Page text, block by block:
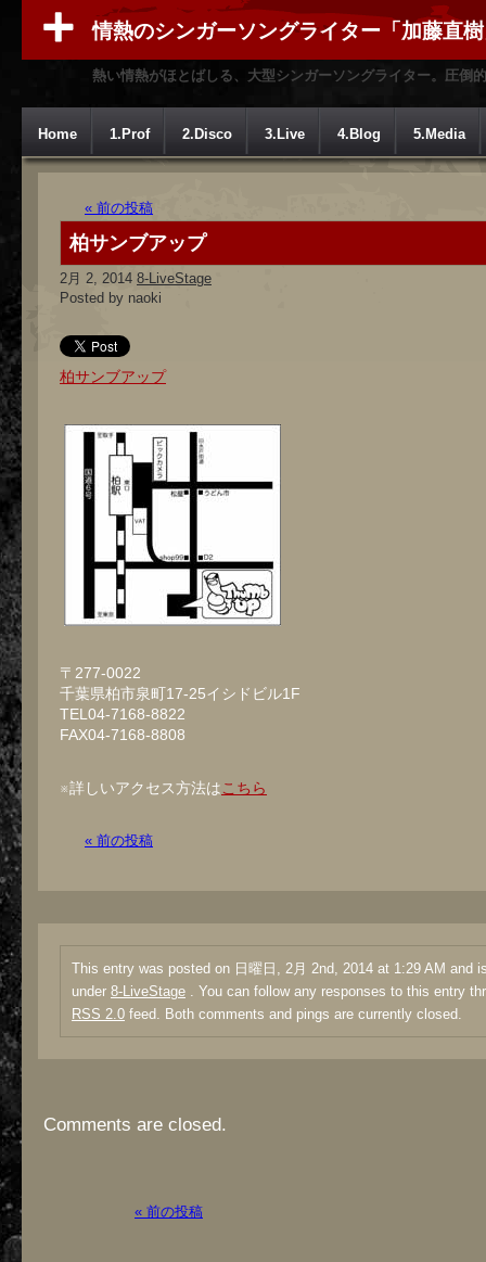
情熱のシンガーソングライター「加藤直
熱い情熱がほとばしる、大型シンガーソングライター。圧倒
Home 1.Prof 2.Disco 3.Live 4.Blog 5.Media
« 前の投稿
柏サンブアップ
2月 2, 2014 8-LiveStage
Posted by naoki
柏サンブアップ
〒277-0022
千葉県柏市泉町17-25イシドビル1F
TEL04-7168-8822
FAX04-7168-8808
※詳しいアクセス方法はこちら
« 前の投稿
This entry was posted on 日曜日, 2月 2nd, 2014 at 1:29 AM and
under 8-LiveStage . You can follow any responses to this entry
RSS 2.0 feed. Both comments and pings are currently closed.
Comments are closed.
« 前の投稿